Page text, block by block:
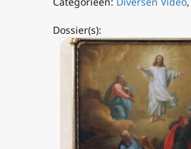
Dossier(s):